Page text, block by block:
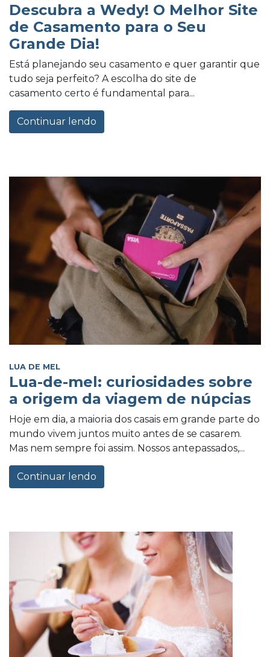
Descubra a Wedy! O Melhor Site
de Casamento para o Seu
Grande Dia!
Está planejando seu casamento e quer garantir que
tudo seja perfeito? A escolha do site de
casamento certo é fundamental para...
Continuar lendo
LUA DE MEL
Lua-de-mel: curiosidades sobre
a origem da viagem de núpcias
Hoje em dia, a maioria dos casais em grande parte do
mundo vivem juntos muito antes de se casarem.
Mas nem sempre foi assim. Nossos antepassados,...
Continuar lendo